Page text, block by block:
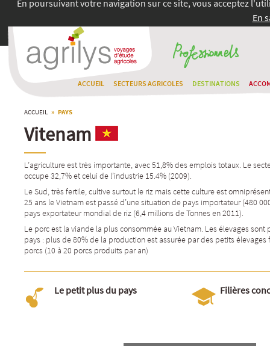
En poursuivant votre navigation sur ce site, vous acceptez
En
ACCUEIL SECTEURS AGRICOLES DESTINATIONS
ACCUEIL » PAYS
Vitenam
L’agriculture est très importante, avec 51,8% des emplois totaux. Le
occupe 32,7% et celui de l’industrie 15.4% (2009).
Le Sud, très fertile, cultive surtout le riz mais cette culture est
25 ans le Vietnam est passé d’une situation de pays importateur (480
pays exportateur mondial de riz (6,4 millions de Tonnes en 2011).
Le porc est la viande la plus consommée au Vietnam. Les élevages sont
pays : plus de 80% de la production est assurée par des petits
porcs (10 à 20 porcs produits par an)
Le petit plus du pays Filières